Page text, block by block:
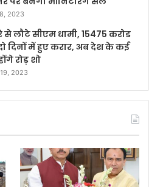
2023
से लौटे सीएम धामी, 15475 करोड
दिनों में हुए करार, अब देश के कई
रोड़ शो
2023